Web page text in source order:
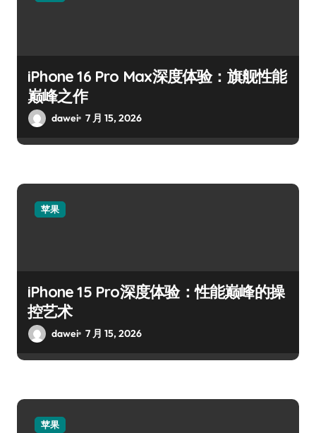
iPhone 16 Pro Max深度体验：旗舰性能
巅峰之作
dawei 7 月 15, 2026
苹果
iPhone 15 Pro深度体验：性能巅峰的操
控艺术
dawei 7 月 15, 2026
苹果